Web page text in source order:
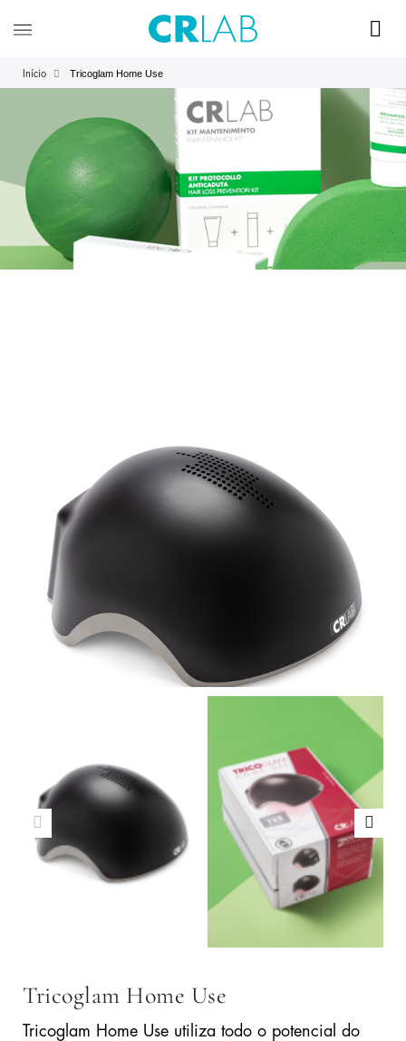
Início Tricoglam Home Use
Tricoglam Home Use
Tricoglam Home Use utiliza todo o potencial do